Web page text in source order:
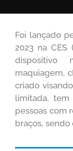
Foi lançado
2023 na CES
dispositivo
maquiagem,
criado
limitada,
pessoas com
braços, sendo